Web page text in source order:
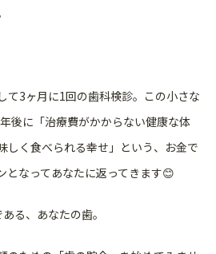
て3ヶ月に1回の歯科検診。この小さな
後に「治療費がかからない健康な体
しく食べられる幸せ」という、お金で
となってあなたに返ってきます😊
る、あなたの歯。